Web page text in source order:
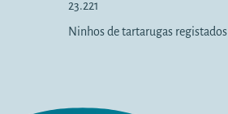
23.221
Ninhos de tartarugas registados